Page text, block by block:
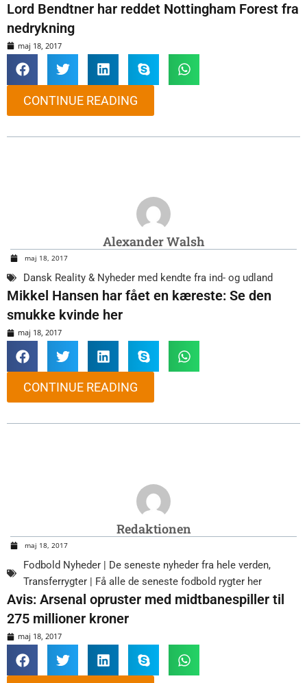
Lord Bendtner har reddet Nottingham Forest fra
nedrykning
maj 18, 2017
CONTINUE READING
Alexander Walsh
maj 18, 2017
Dansk Reality & Nyheder med kendte fra ind- og udland
Mikkel Hansen har fået en kæreste: Se den
smukke kvinde her
maj 18, 2017
CONTINUE READING
Redaktionen
maj 18, 2017
Fodbold Nyheder | De seneste nyheder fra hele verden,
Transferrygter | Få alle de seneste fodbold rygter her
Avis: Arsenal opruster med midtbanespiller til
275 millioner kroner
maj 18, 2017